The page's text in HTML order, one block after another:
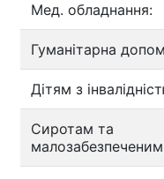
Мед. обладнання:
Гуманітарна
Дітям з
Сиротам та